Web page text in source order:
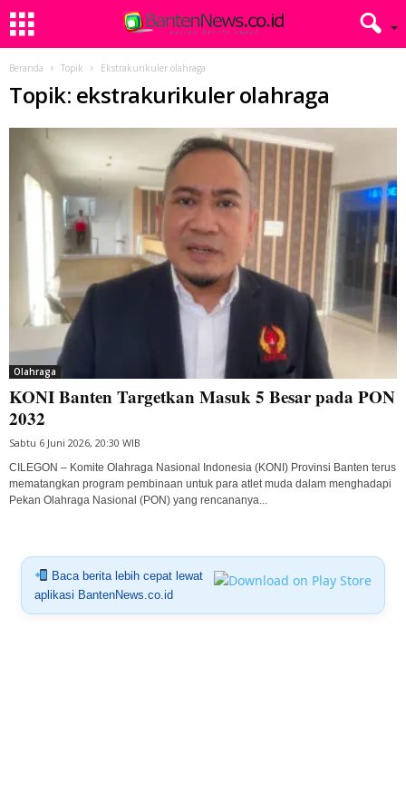
Beranda Topik Ekstrakurikuler olahraga
Topik: ekstrakurikuler olahraga
Olahraga
KONI Banten Targetkan Masuk 5 Besar pada PON
2032
Sabtu 6 Juni 2026, 20:30 WIB
CILEGON – Komite Olahraga Nasional Indonesia (KONI) Provinsi Banten terus
mematangkan program pembinaan untuk para atlet muda dalam menghadapi
Pekan Olahraga Nasional (PON) yang rencananya...
Baca berita lebih cepat lewat
aplikasi BantenNews.co.id